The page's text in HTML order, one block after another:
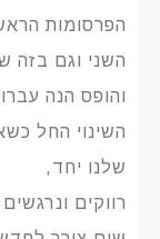
הפרסומות
השני וגם בזה
והופס הנה
השינוי החל
שלנו יחד,
רווקים